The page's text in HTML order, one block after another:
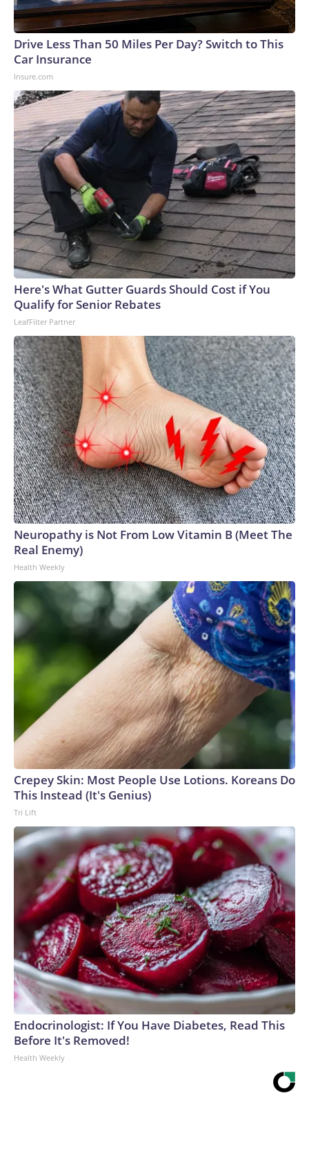
tiempo, advirtiendo que impulsar políticas de vacunación
controvertidas es muy impopular y podría alejar a los
votantes antes de las elecciones de mitad de mandato de
noviembre.The-CNN-Wire™ & © 2026 Cable News
Network, Inc., a Warner Bros. Discovery Company. All rights
reserved.
Drive Less Than 50 Miles Per Day? Switch to This
Car Insurance
Insure.com
Here's What Gutter Guards Should Cost if You
Qualify for Senior Rebates
LeafFilter Partner
Neuropathy is Not From Low Vitamin B (Meet The
Real Enemy)
Health Weekly
Crepey Skin: Most People Use Lotions. Koreans Do
This Instead (It's Genius)
Tri Lift
Endocrinologist: If You Have Diabetes, Read This
Before It's Removed!
Health Weekly